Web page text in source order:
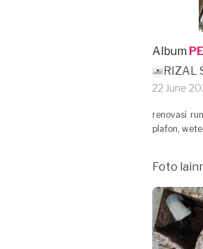
Album
RIZAL
22 June
renovasi
plafon,
Foto